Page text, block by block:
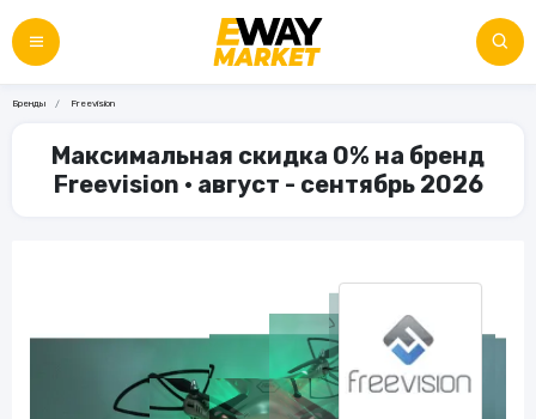
Бренды Freevision
Максимальная скидка 0% на бренд
Freevision • август - сентябрь 2026